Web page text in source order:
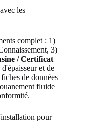
les
complet : 1)
3)
/ Certificat
et de
de données
fluide
pour